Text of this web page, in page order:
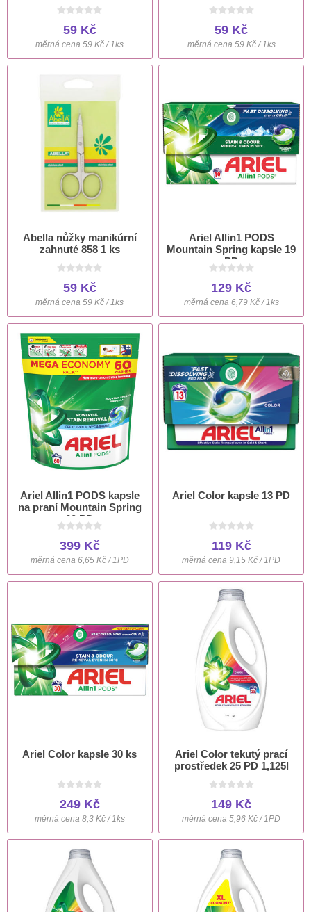
59 Kč
měrná cena 59 Kč / 1ks
59 Kč
měrná cena 59 Kč / 1ks
Abella nůžky manikúrní
zahnuté 858 1 ks
59 Kč
měrná cena 59 Kč / 1ks
Ariel Allin1 PODS
Mountain Spring kapsle 19
PD
129 Kč
měrná cena 6,79 Kč / 1ks
Ariel Allin1 PODS kapsle
na praní Mountain Spring
60 PD
399 Kč
měrná cena 6,65 Kč / 1PD
Ariel Color kapsle 13 PD
119 Kč
měrná cena 9,15 Kč / 1PD
Ariel Color kapsle 30 ks
249 Kč
měrná cena 8,3 Kč / 1ks
Ariel Color tekutý prací
prostředek 25 PD 1,125l
149 Kč
měrná cena 5,96 Kč / 1PD